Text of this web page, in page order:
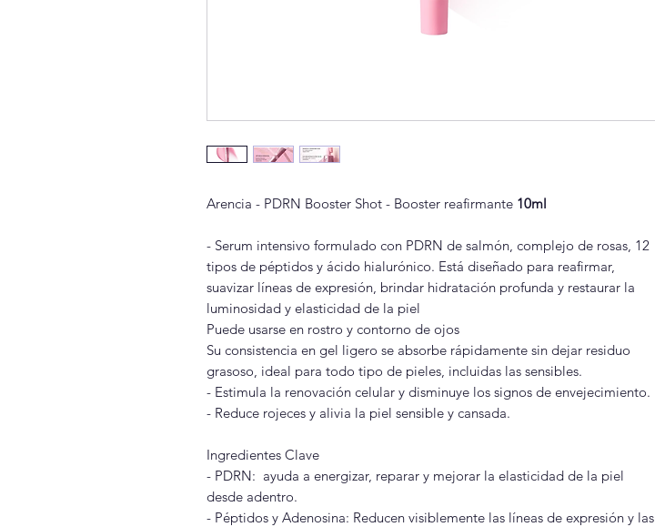
Arencia - PDRN Booster Shot - Booster reafirmante 10ml
- Serum intensivo formulado con PDRN de salmón, complejo de rosas, 12
tipos de péptidos y ácido hialurónico. Está diseñado para reafirmar,
suavizar líneas de expresión, brindar hidratación profunda y restaurar la
luminosidad y elasticidad de la piel
Puede usarse en rostro y contorno de ojos
Su consistencia en gel ligero se absorbe rápidamente sin dejar residuo
grasoso, ideal para todo tipo de pieles, incluidas las sensibles.
- Estimula la renovación celular y disminuye los signos de envejecimiento.
- Reduce rojeces y alivia la piel sensible y cansada.
Ingredientes Clave
- PDRN: ayuda a energizar, reparar y mejorar la elasticidad de la piel
desde adentro.
- Péptidos y Adenosina: Reducen visiblemente las líneas de expresión y las